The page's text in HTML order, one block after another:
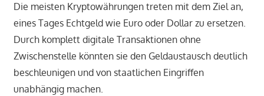
Die meisten Kryptowährungen treten mit dem Ziel an,
eines Tages Echtgeld wie Euro oder Dollar zu ersetzen.
Durch komplett digitale Transaktionen ohne
Zwischenstelle könnten sie den Geldaustausch deutlich
beschleunigen und von staatlichen Eingriffen
unabhängig machen.